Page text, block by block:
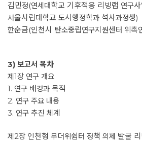
김민정(연세대학교 기후적응 리빙랩 연구
서울시립대학교 도시행정학과 석사과정생)
한순금(인천시 탄소중립연구지원센터 위촉
3) 보고서 목차
제1장 연구 개요
1. 연구 배경과 목적
2. 연구 주요 내용
3. 연구 추진 체계
제2장 인천형 무더위쉼터 정책 의제 발굴